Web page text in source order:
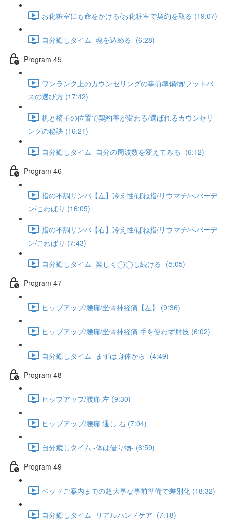
お化粧室にも命をかける/お化粧室で契約を取る (19:07)
自分癒しタイム -魂を込める- (6:28)
Program 45
ワンランク上のカウンセリングの事前準備物/フットバ
スの選び方 (17:42)
机と椅子の位置で契約率が変わる/選ばれるカウンセリ
ングの秘訣 (16:21)
自分癒しタイム -自分の周波数を変えてみる- (6:12)
Program 46
指の不調リンパ【左】冷え性/ばね指/リウマチ/へバーデ
ン/こわばり (16:05)
指の不調リンパ【右】冷え性/ばね指/リウマチ/へバーデ
ン/こわばり (7:43)
自分癒しタイム -楽しく◯◯し続ける- (5:05)
Program 47
ヒップアップ/腰痛/坐骨神経痛【左】 (9:36)
ヒップアップ/腰痛/坐骨神経痛 手を使わず肘技 (6:02)
自分癒しタイム -まずは身体から- (4:49)
Program 48
ヒップアップ/腰痛 左 (9:30)
ヒップアップ/腰痛 通し 右 (7:04)
自分癒しタイム -体は借り物- (6:59)
Program 49
ベッドご案内までの超大事な事前準備で差別化 (18:32)
自分癒しタイム -リアルハンドケア- (7:18)